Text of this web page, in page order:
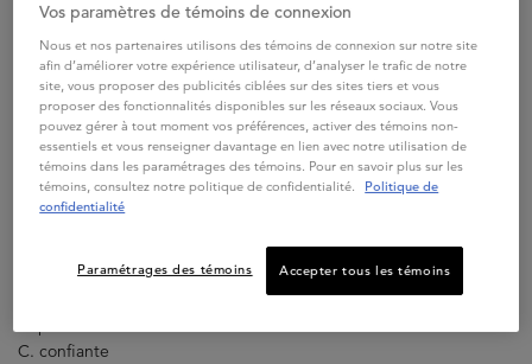
Q1. Pourquoi colorez-vous vos cheveux?
A. Pour le plaisir
B. Pour avoir l’air naturel
C. Pour me démarquer
D. Pour améliorer la brillance de mes cheveux
E. Pour essayer de nouvelles choses
Q2. En matière de couleur, votre personnalité est…
C. confiante
Vos paramètres de témoins de connexion
Nous et nos partenaires utilisons des témoins de connexion sur notre site
afin d’améliorer votre expérience utilisateur, d’analyser le trafic de notre
site, vous proposer des publicités ciblées sur des sites tiers et vous
proposer des fonctionnalités disponibles sur les réseaux sociaux. Vous
pouvez gérer à tout moment vos préférences, activer des témoins non-
essentiels et vous renseigner davantage en lien avec notre utilisation de
témoins dans les paramétrages des témoins. Pour en savoir plus sur les
témoins, consultez notre politique de confidentialité.
Politique de
confidentialité
Accepter tous les témoins
Paramétrages des témoins